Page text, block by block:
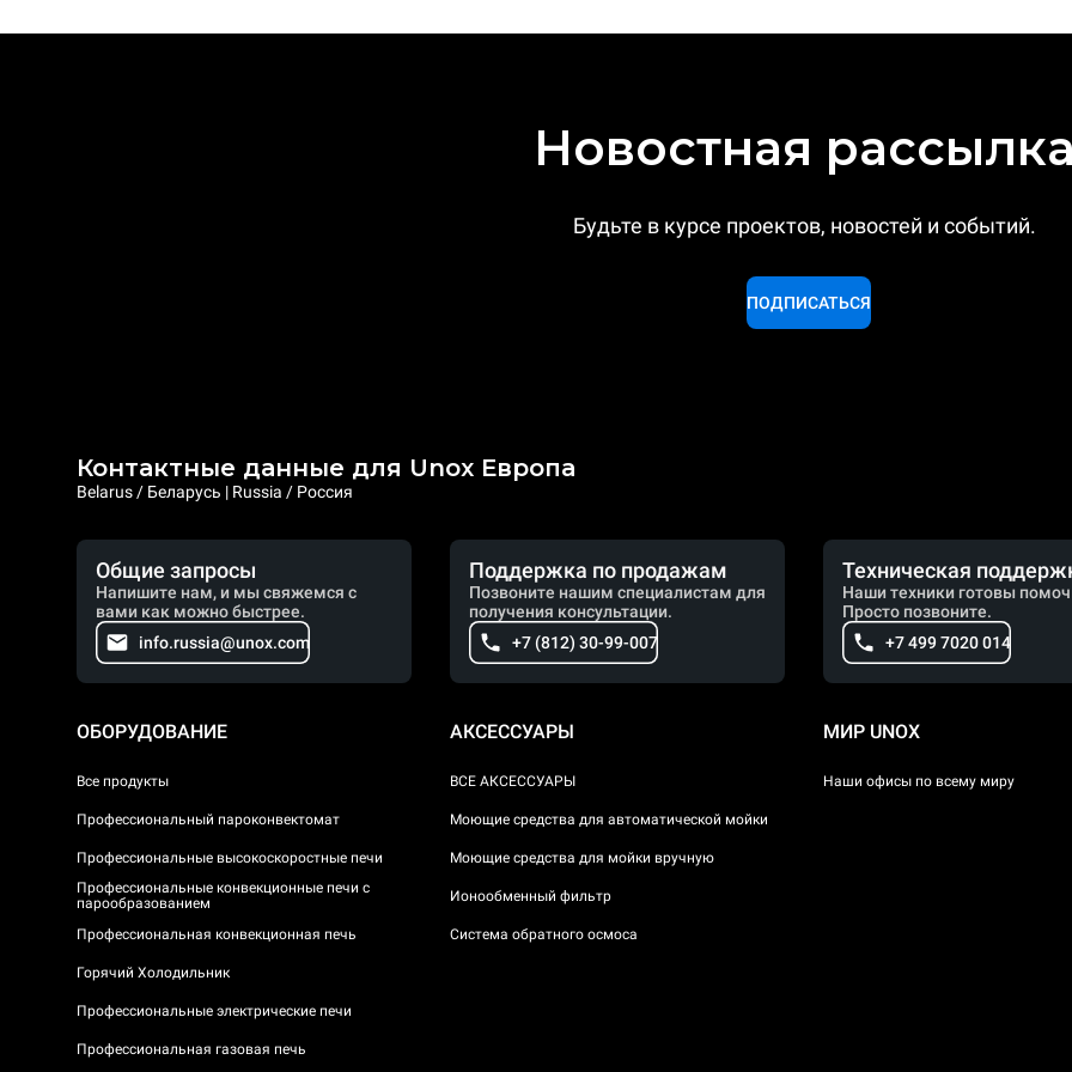
Новостная
Будьте в курсе проектов, новостей и событий.
ПОДПИСАТЬСЯ
Контактные данные для Unox Европа
Belarus / Беларусь | Russia / Россия
Общие запросы
Напишите нам, и мы свяжемся с
вами как можно быстрее.
info.russia@unox.com
Поддержка по продажам
Позвоните нашим специалистам для
получения консультации.
+7 (812) 30-99-007
Техническая
Наши техники готовы
Просто позвоните.
+7 499 7020 014
ОБОРУДОВАНИЕ
Все продукты
Профессиональный пароконвектомат
Профессиональные высокоскоростные печи
Профессиональные конвекционные печи с
парообразованием
Профессиональная конвекционная печь
Горячий Холодильник
Профессиональные электрические печи
Профессиональная газовая печь
АКСЕССУАРЫ
ВСЕ АКСЕССУАРЫ
Моющие средства для автоматической мойки
Моющие средства для мойки вручную
Ионообменный фильтр
Система обратного осмоса
МИР UNOX
Наши офисы по всему миру